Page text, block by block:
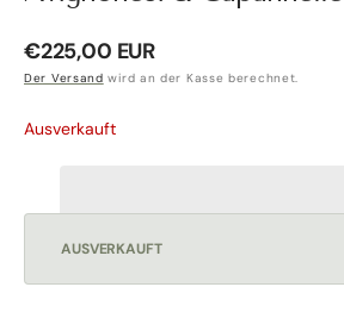
Normaler
Preis
€225,00 EUR
Der Versand wird an der Kasse berechnet.
Ausverkauft
AUSVERKAUFT